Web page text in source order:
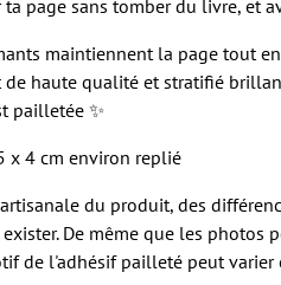
page sans tomber du livre, et
maintiennent la page tout
de haute qualité et stratifié
pailletée ✨
x 4 cm environ replié
du produit, des
De même que les photos
de l'adhésif pailleté peut